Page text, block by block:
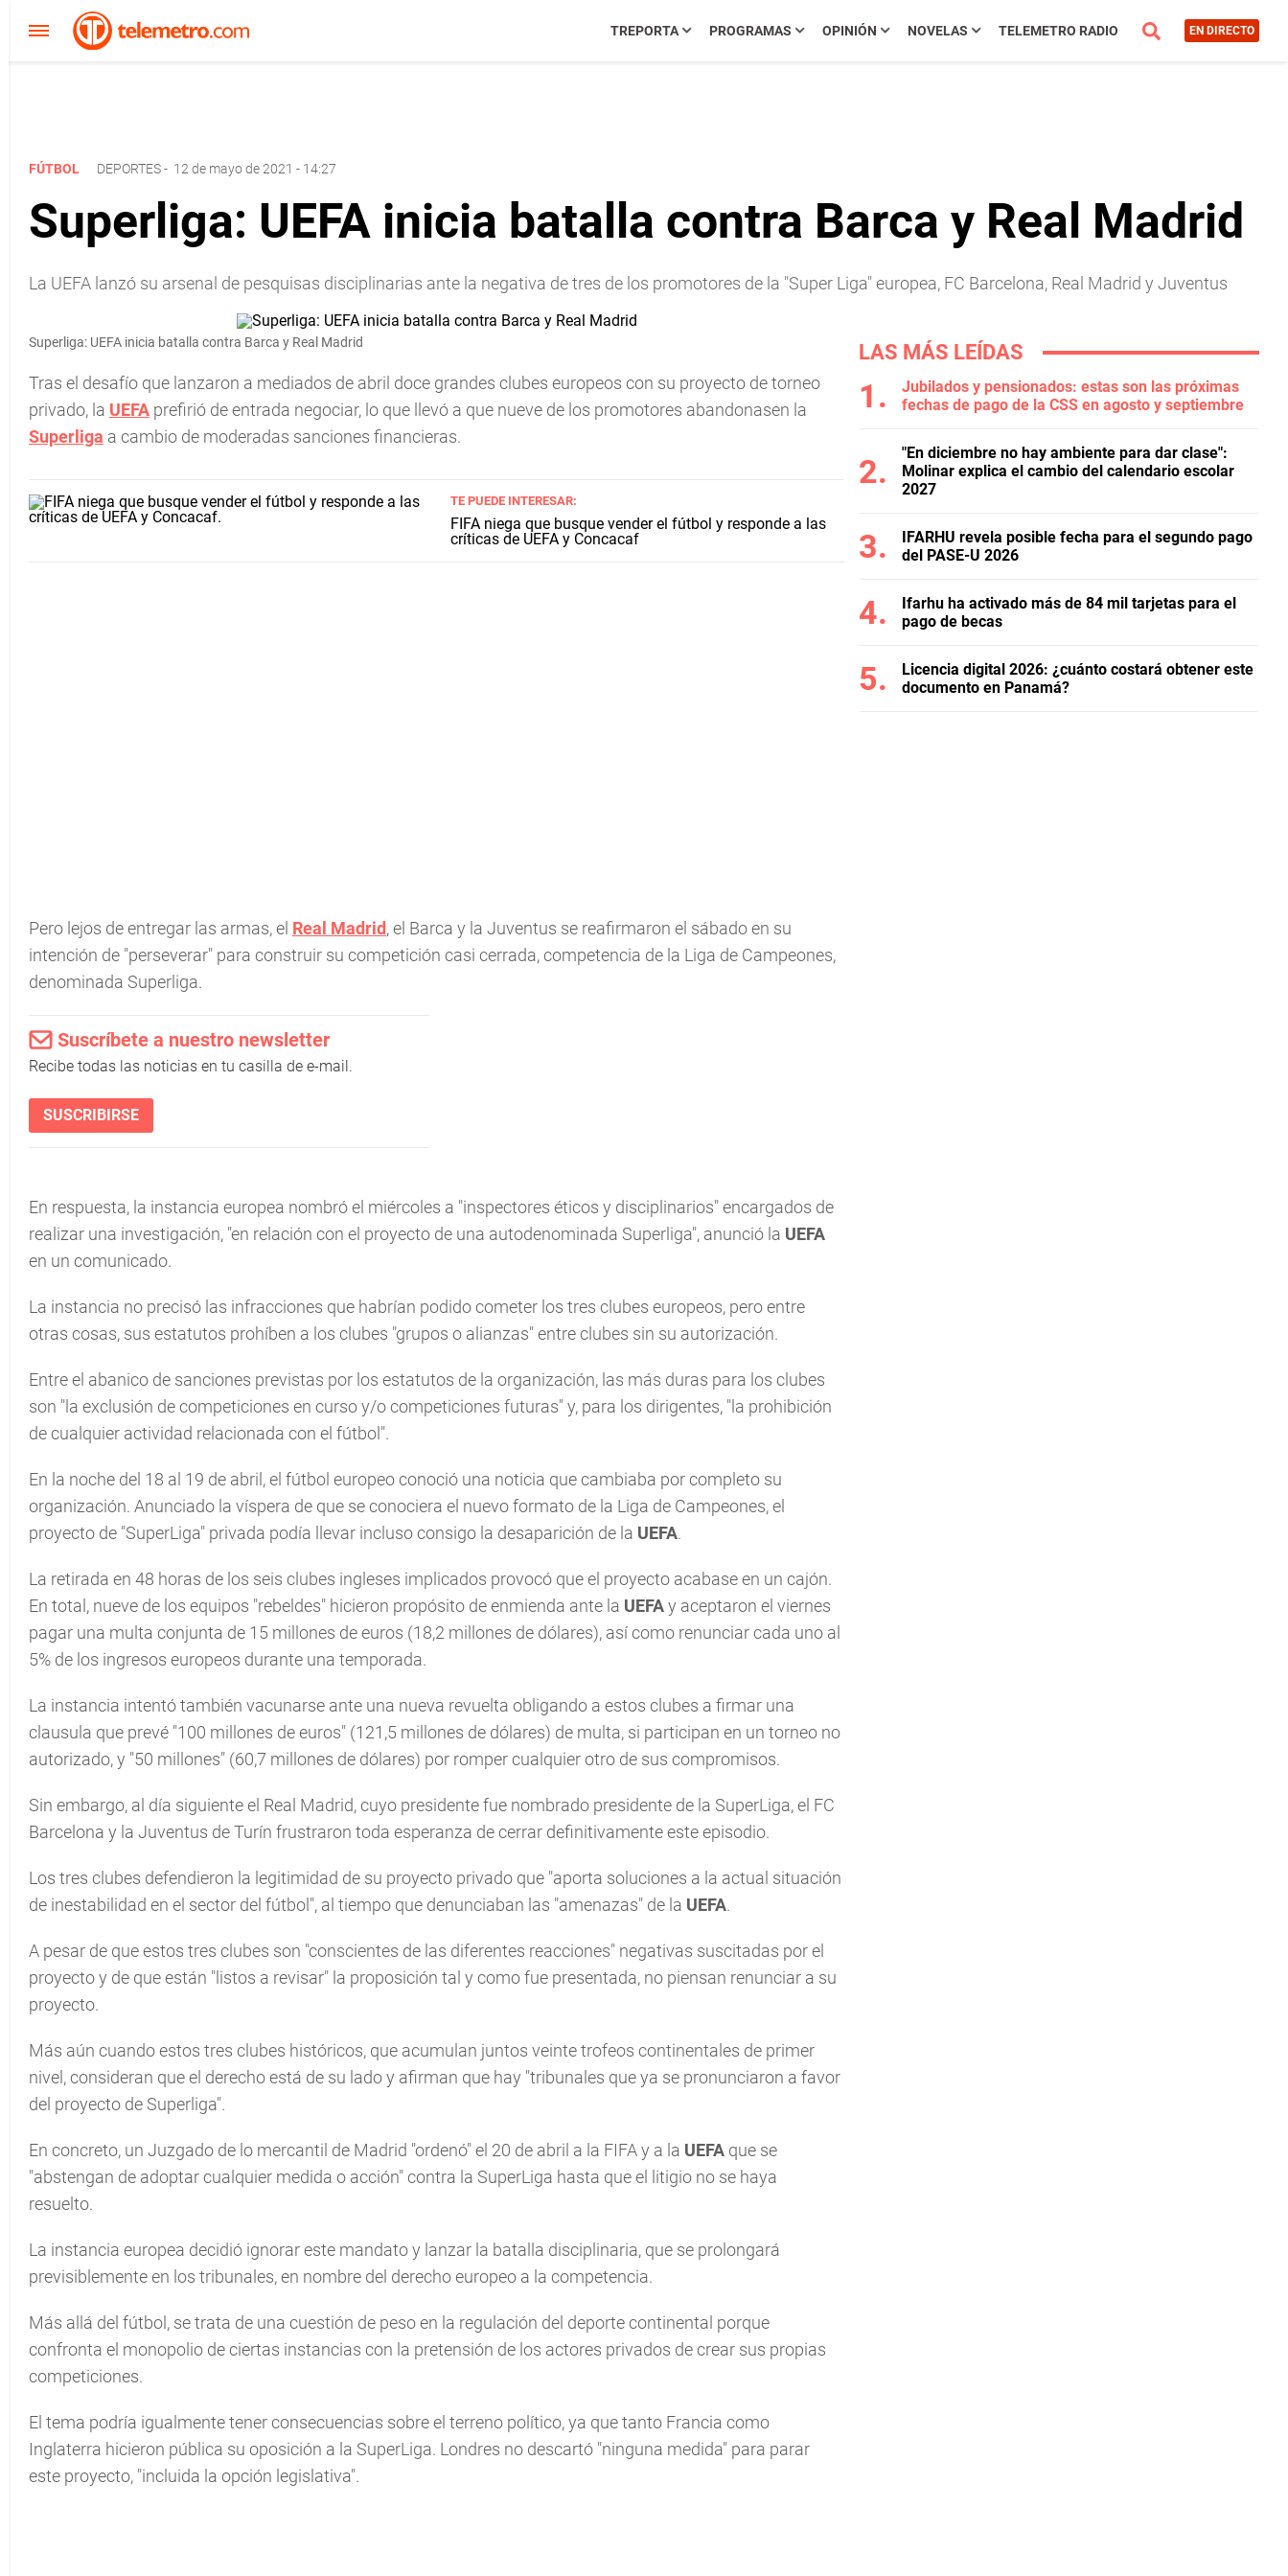
TREPORTA PROGRAMAS OPINIÓN NOVELAS TELEMETRO RADIO EN DIRECTO
FÚTBOL DEPORTES- 12 de mayo de 2021 - 14:27
Superliga: UEFA inicia batalla contra Barca y Real Madrid
La UEFA lanzó su arsenal de pesquisas disciplinarias ante la negativa de tres de los promotores de la "Super Liga" europea, FC Barcelona, Real Madrid y Juventus
Superliga: UEFA inicia batalla contra Barca y Real Madrid
Tras el desafío que lanzaron a mediados de abril doce grandes clubes europeos con su proyecto de torneo
privado, la UEFA prefirió de entrada negociar, lo que llevó a que nueve de los promotores abandonasen la
Superliga a cambio de moderadas sanciones financieras.
TE PUEDE INTERESAR:
FIFA niega que busque vender el fútbol y responde a las
críticas de UEFA y Concacaf
Pero lejos de entregar las armas, el Real Madrid, el Barca y la Juventus se reafirmaron el sábado en su
intención de "perseverar" para construir su competición casi cerrada, competencia de la Liga de Campeones,
denominada Superliga.
Suscríbete a nuestro newsletter
Recibe todas las noticias en tu casilla de e-mail.
SUSCRIBIRSE
En respuesta, la instancia europea nombró el miércoles a "inspectores éticos y disciplinarios" encargados de
realizar una investigación, "en relación con el proyecto de una autodenominada Superliga", anunció la UEFA
en un comunicado.
La instancia no precisó las infracciones que habrían podido cometer los tres clubes europeos, pero entre
otras cosas, sus estatutos prohíben a los clubes "grupos o alianzas" entre clubes sin su autorización.
Entre el abanico de sanciones previstas por los estatutos de la organización, las más duras para los clubes
son "la exclusión de competiciones en curso y/o competiciones futuras" y, para los dirigentes, "la prohibición
de cualquier actividad relacionada con el fútbol".
En la noche del 18 al 19 de abril, el fútbol europeo conoció una noticia que cambiaba por completo su
organización. Anunciado la víspera de que se conociera el nuevo formato de la Liga de Campeones, el
proyecto de "SuperLiga" privada podía llevar incluso consigo la desaparición de la UEFA.
La retirada en 48 horas de los seis clubes ingleses implicados provocó que el proyecto acabase en un cajón.
En total, nueve de los equipos "rebeldes" hicieron propósito de enmienda ante la UEFAy aceptaron el viernes
pagar una multa conjunta de 15 millones de euros (18,2 millones de dólares), así como renunciar cada uno al
5% de los ingresos europeos durante una temporada.
La instancia intentó también vacunarse ante una nueva revuelta obligando a estos clubes a firmar una
clausula que prevé "100 millones de euros" (121,5 millones de dólares) de multa, si participan en un torneo no
autorizado, y "50 millones" (60,7 millones de dólares) por romper cualquier otro de sus compromisos.
Sin embargo, al día siguiente el Real Madrid, cuyo presidente fue nombrado presidente de la SuperLiga, el FC
Barcelona y la Juventus de Turín frustraron toda esperanza de cerrar definitivamente este episodio.
Los tres clubes defendieron la legitimidad de su proyecto privado que "aporta soluciones a la actual situación
de inestabilidad en el sector del fútbol", al tiempo que denunciaban las "amenazas" de la UEFA.
A pesar de que estos tres clubes son "conscientes de las diferentes reacciones" negativas suscitadas por el
proyecto y de que están "listos a revisar" la proposición tal y como fue presentada, no piensan renunciar a su
proyecto.
Más aún cuando estos tres clubes históricos, que acumulan juntos veinte trofeos continentales de primer
nivel, consideran que el derecho está de su lado y afirman que hay "tribunales que ya se pronunciaron a favor
del proyecto de Superliga".
En concreto, un Juzgado de lo mercantil de Madrid "ordenó" el 20 de abril a la FIFA y a la UEFA que se
"abstengan de adoptar cualquier medida o acción" contra la SuperLiga hasta que el litigio no se haya
resuelto.
La instancia europea decidió ignorar este mandato y lanzar la batalla disciplinaria, que se prolongará
previsiblemente en los tribunales, en nombre del derecho europeo a la competencia.
Más allá del fútbol, se trata de una cuestión de peso en la regulación del deporte continental porque
confronta el monopolio de ciertas instancias con la pretensión de los actores privados de crear sus propias
competiciones.
El tema podría igualmente tener consecuencias sobre el terreno político, ya que tanto Francia como
Inglaterra hicieron pública su oposición a la SuperLiga. Londres no descartó "ninguna medida" para parar
este proyecto, "incluida la opción legislativa".
LAS MÁS LEÍDAS
Jubilados y pensionados: estas son las próximas
fechas de pago de la CSS en agosto y septiembre
"En diciembre no hay ambiente para dar clase":
Molinar explica el cambio del calendario escolar
2027
IFARHU revela posible fecha para el segundo pago
del PASE-U 2026
Ifarhu ha activado más de 84 mil tarjetas para el
pago de becas
Licencia digital 2026: ¿cuánto costará obtener este
documento en Panamá?